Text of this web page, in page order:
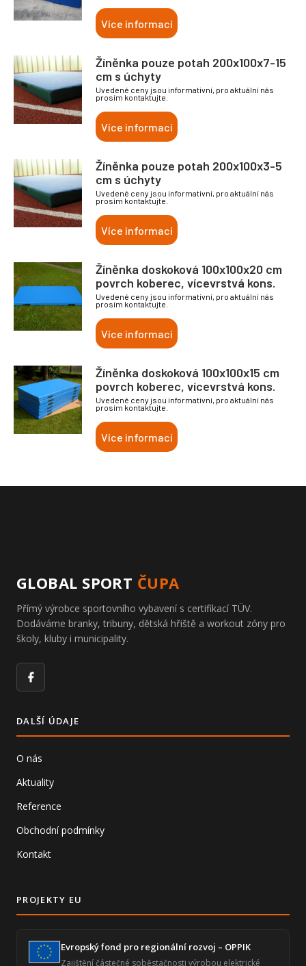
Více informací
Žíněnka pouze potah 200x100x7-15
cm s úchyty
Uvedené ceny jsou informativní, pro aktuální nás
prosím kontaktujte.
Více informací
Žíněnka pouze potah 200x100x3-5
cm s úchyty
Uvedené ceny jsou informativní, pro aktuální nás
prosím kontaktujte.
Více informací
Žíněnka doskoková 100x100x20 cm
povrch koberec, vícevrstvá kons.
Uvedené ceny jsou informativní, pro aktuální nás
prosím kontaktujte.
Více informací
Žíněnka doskoková 100x100x15 cm
povrch koberec, vícevrstvá kons.
Uvedené ceny jsou informativní, pro aktuální nás
prosím kontaktujte.
Více informací
GLOBAL SPORT ČUPA
Přímý výrobce sportovního vybavení s certifikací TÜV.
Dodáváme branky, tribuny, dětská hřiště a workout zóny pro
školy, kluby i municipality.
Facebook
DALŠÍ ÚDAJE
O nás
Aktuality
Reference
Obchodní podmínky
Kontakt
PROJEKTY EU
Evropský fond pro regionální rozvoj – OPPIK
Zajištění částečné soběstačnosti výrobou elektrické